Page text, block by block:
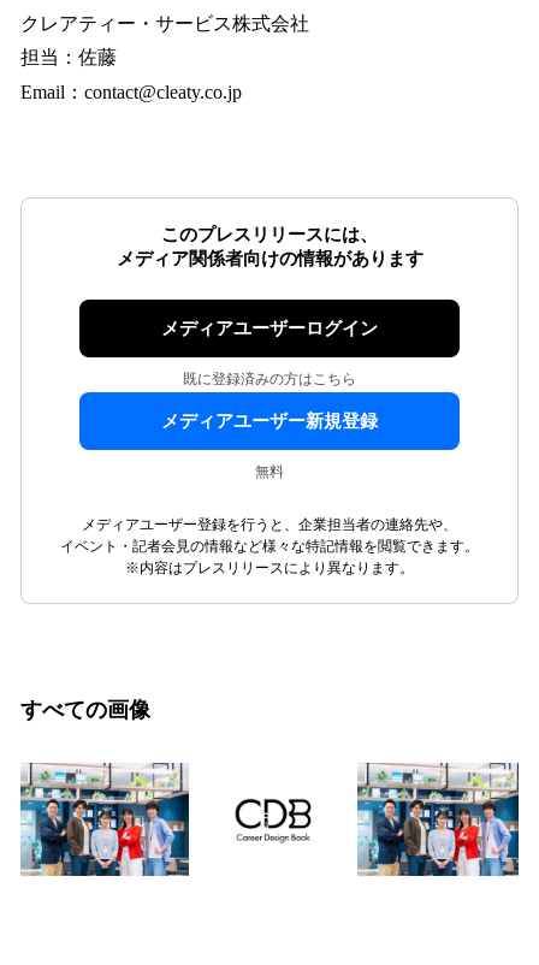
クレアティー・サービス株式会社
担当：佐藤
Email：contact@cleaty.co.jp
このプレスリリースには、
メディア関係者向けの情報があります
メディアユーザーログイン
既に登録済みの方はこちら
メディアユーザー新規登録
無料
メディアユーザー登録を行うと、企業担当者の連絡先や、
イベント・記者会見の情報など様々な特記情報を閲覧できます。
※内容はプレスリリースにより異なります。
すべての画像